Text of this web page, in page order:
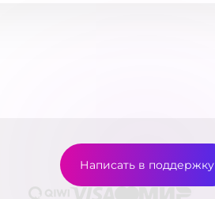
Написать в поддержку